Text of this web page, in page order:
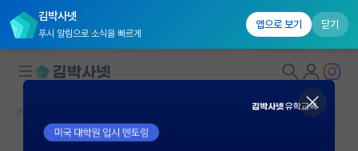
김박사넷
푸시 알림으로 소식을 빠르게
앱으로 보기 닫기
대학원생 모집
커뮤니티 홈